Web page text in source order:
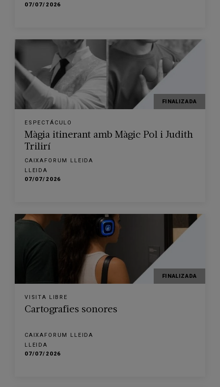
07/07/2026
FINALIZADA
ESPECTÁCULO
Màgia itinerant amb Màgic Pol i Judith
Trilirí
CAIXAFORUM LLEIDA
LLEIDA
07/07/2026
FINALIZADA
VISITA LIBRE
Cartografies sonores
CAIXAFORUM LLEIDA
LLEIDA
07/07/2026